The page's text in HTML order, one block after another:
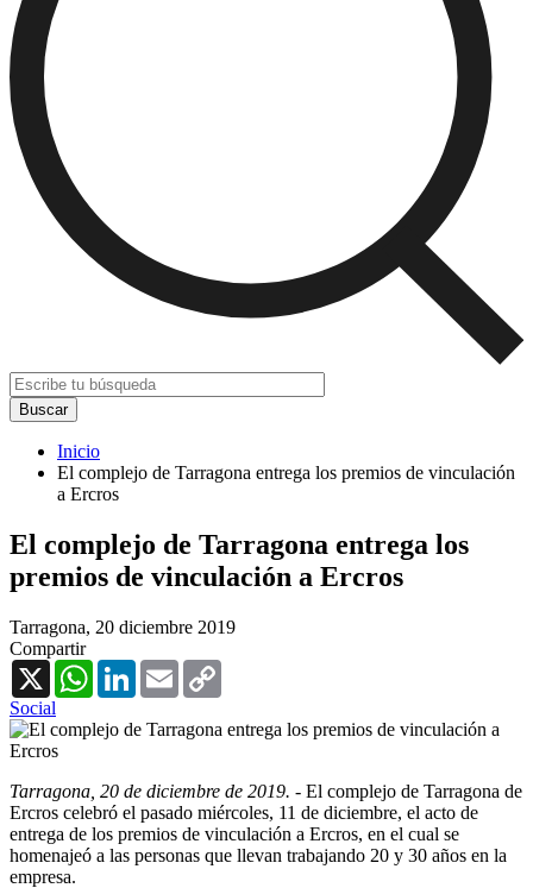
Inicio
El complejo de Tarragona entrega los premios de vinculación
a Ercros
El complejo de Tarragona entrega los
premios de vinculación a Ercros
Tarragona, 20 diciembre 2019
Compartir
X
WhatsAppLinkedInEmail
Social
Tarragona, 20 de diciembre de 2019. - El complejo de Tarragona de
Ercros celebró el pasado miércoles, 11 de diciembre, el acto de
entrega de los premios de vinculación a Ercros, en el cual se
homenajeó a las personas que llevan trabajando 20 y 30 años en la
empresa.